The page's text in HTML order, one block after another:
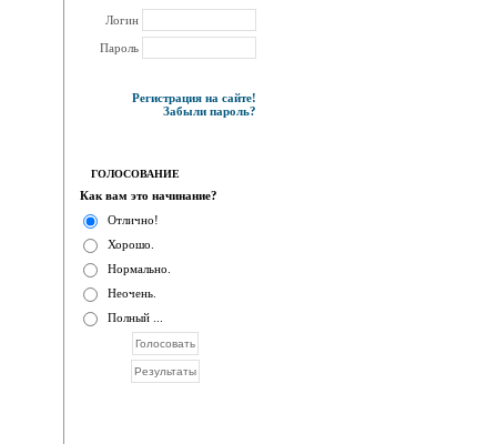
Логин
Пароль
Регистрация на сайте!
Забыли пароль?
ГОЛОСОВАНИЕ
Как вам это начинание?
Отлично!
Хорошо.
Нормально.
Неочень.
Полный ...